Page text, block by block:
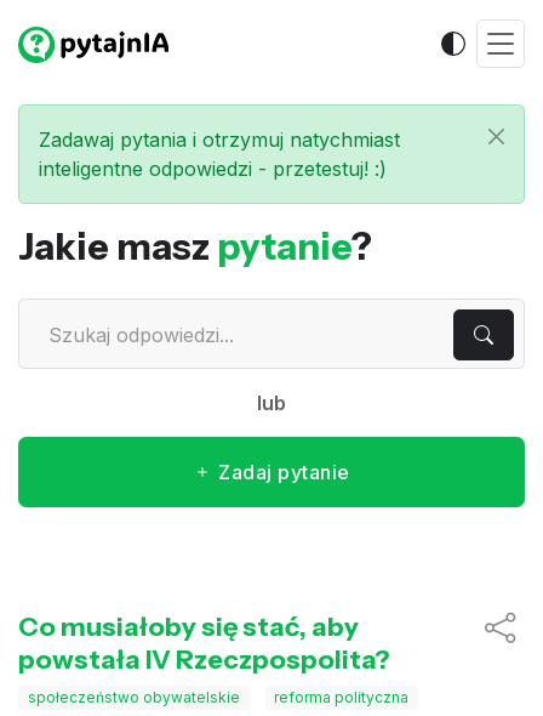
Zadawaj pytania i otrzymuj natychmiast
inteligentne odpowiedzi - przetestuj! :)
Jakie masz pytanie?
lub
Zadaj pytanie
Co musiałoby się stać, aby
powstała IV Rzeczpospolita?
społeczeństwo obywatelskie
reforma polityczna